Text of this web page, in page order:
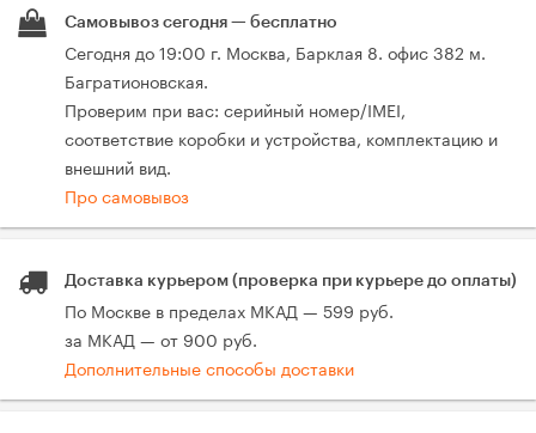
Самовывоз сегодня — бесплатно
Сегодня до 19:00 г. Москва, Барклая 8. офис 382 м.
Багратионовская.
Проверим при вас: серийный номер/IMEI,
соответствие коробки и устройства, комплектацию и
внешний вид.
Про самовывоз
Доставка курьером (проверка при курьере до оплаты)
По Москве в пределах МКАД — 599 руб.
за МКАД — от 900 руб.
Дополнительные способы доставки